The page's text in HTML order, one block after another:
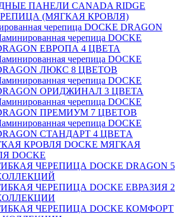
ПАНЕЛИ CANADA RIDGE
(МЯГКАЯ КРОВЛЯ)
черепица DOCKE DRAGON
черепица DOCKE
ЕВРОПА 4 ЦВЕТА
черепица DOCKE
ЛЮКС 8 ЦВЕТОВ
черепица DOCKE
ОРИДЖИНАЛ 3 ЦВЕТА
черепица DOCKE
ПРЕМИУМ 7 ЦВЕТОВ
черепица DOCKE
СТАНДАРТ 4 ЦВЕТA
МЯГКАЯ
DOCKE
ЧЕРЕПИЦА DOCKE DRAGON 5
ЧЕРЕПИЦА DOCKE ЕВРАЗИЯ 2
ЧЕРЕПИЦА DOCKE КОМФОРТ